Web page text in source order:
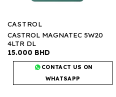
CASTROL
CASTROL MAGNATEC 5W20
4LTR DL
15.000 BHD
CONTACT US ON
WHATSAPP